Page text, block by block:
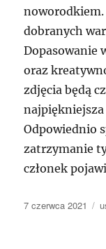
dobranych
Dopasowanie
oraz
zdjęcia będą
Odpowiednio
zatrzymanie
członek
Data
7 czerwca 2021